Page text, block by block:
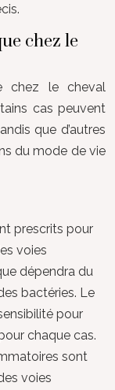
chez le
chez le cheval
cas peuvent
que d’autres
du mode de vie
prescrits pour
voies
dépendra du
bactéries. Le
pour
chaque cas.
sont
voies